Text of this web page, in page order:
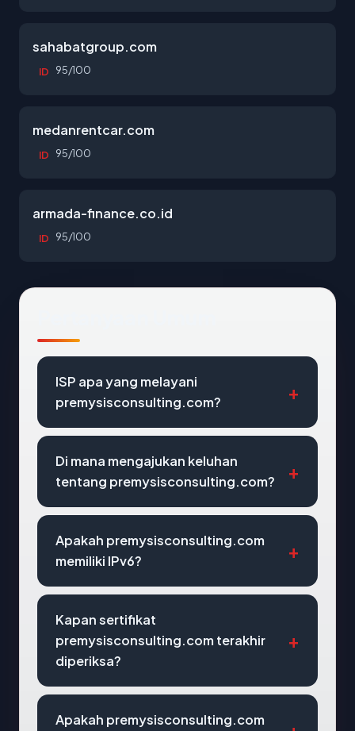
sahabatgroup.com
ID 95/100
medanrentcar.com
ID 95/100
armada-finance.co.id
ID 95/100
ISP apa yang melayani
premysisconsulting.com?
Di mana mengajukan keluhan
tentang premysisconsulting.com?
Apakah premysisconsulting.com
memiliki IPv6?
Kapan sertifikat
premysisconsulting.com terakhir
diperiksa?
Apakah premysisconsulting.com